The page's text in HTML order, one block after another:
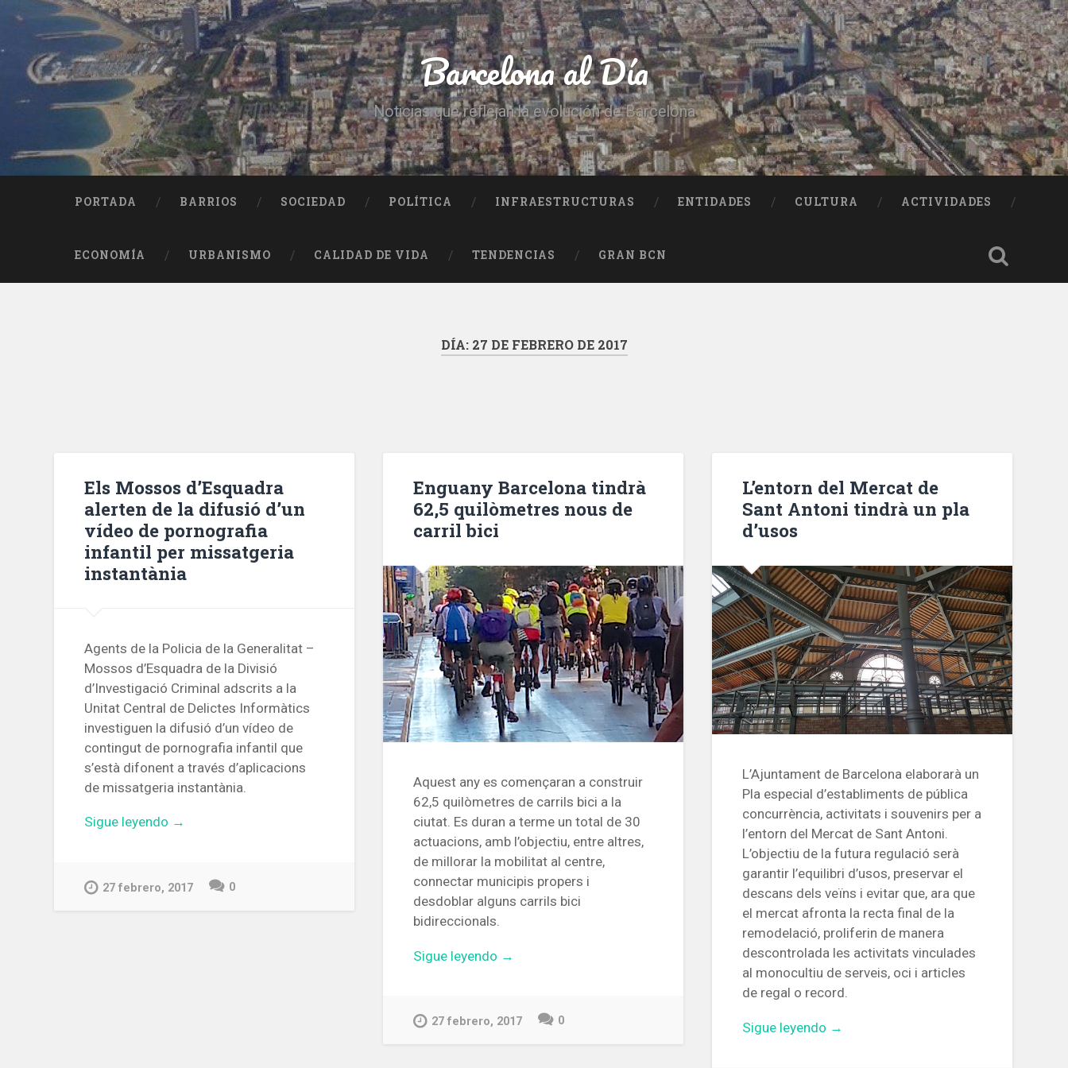
contenido
Buscar
Barcelona al Día
Noticias que reflejan la evolución de Barcelona
PORTADA BARRIOS SOCIEDAD POLÍTICA INFRAESTRUCTURAS ENTIDADES CULTURA ACTIVIDADES
ECONOMÍA URBANISMO CALIDAD DE VIDA TENDENCIAS GRAN BCN
DÍA: 27 DE FEBRERO DE 2017
Els Mossos d’Esquadra
alerten de la difusió d’un
vídeo de pornografia
infantil per missatgeria
instantània
Agents de la Policia de la Generalitat –
Mossos d’Esquadra de la Divisió
d’Investigació Criminal adscrits a la
Unitat Central de Delictes Informàtics
investiguen la difusió d’un vídeo de
contingut de pornografia infantil que
s’està difonent a través d’aplicacions
de missatgeria instantània.
Sigue leyendo «Els
alerten
→
27 febrero, 2017 0
Enguany Barcelona tindrà
62,5 quilòmetres nous de
carril bici
Aquest any es començaran a construir
62,5 quilòmetres de carrils bici a la
ciutat. Es duran a terme un total de 30
actuacions, amb l’objectiu, entre altres,
de millorar la mobilitat al centre,
connectar municipis propers i
desdoblar alguns carrils bici
bidireccionals.
Sigue leyendo «Enguany
62,5
→
27 febrero, 2017 0
L’entorn del Mercat de
Sant Antoni tindrà un pla
d’usos
L’Ajuntament de Barcelona elaborarà un
Pla especial d’establiments de pública
concurrència, activitats i souvenirs per a
l’entorn del Mercat de Sant Antoni.
L’objectiu de la futura regulació serà
garantir l’equilibri d’usos, preservar el
descans dels veïns i evitar que, ara que
el mercat afronta la recta final de la
remodelació, proliferin de manera
descontrolada les activitats vinculades
al monocultiu de serveis, oci i articles
de regal o record.
Sigue leyendo «L’entorn
→